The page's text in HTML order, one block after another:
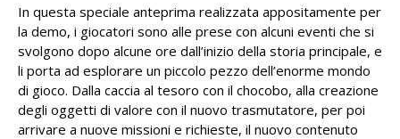
In questa speciale anteprima realizzata appositamente per
la demo, i giocatori sono alle prese con alcuni eventi che si
svolgono dopo alcune ore dall’inizio della storia principale, e
li porta ad esplorare un piccolo pezzo dell’enorme mondo
di gioco. Dalla caccia al tesoro con il chocobo, alla creazione
degli oggetti di valore con il nuovo trasmutatore, per poi
arrivare a nuove missioni e richieste, il nuovo contenuto